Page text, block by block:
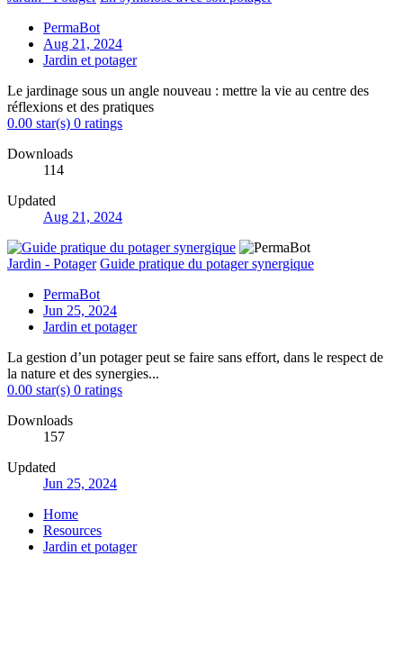
PermaBot
Aug 21, 2024
Jardin et potager
Le jardinage sous un angle nouveau : mettre la vie au centre des
réflexions et des pratiques
0.00 star(s) 0 ratings
Downloads
114
Updated
Aug 21, 2024
Jardin - Potager Guide pratique du potager synergique
PermaBot
Jun 25, 2024
Jardin et potager
La gestion d’un potager peut se faire sans effort, dans le respect de
la nature et des synergies...
0.00 star(s) 0 ratings
Downloads
157
Updated
Jun 25, 2024
Home
Resources
Jardin et potager